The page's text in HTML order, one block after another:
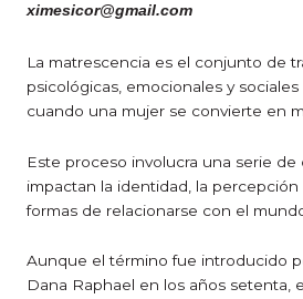
ximesicor@gmail.com
La matrescencia es el conjunto de
psicológicas, emocionales y
cuando una mujer se convierte en
Este proceso involucra una serie de
impactan la identidad, la percepción
formas de relacionarse con el
Aunque el término fue introducido
Dana Raphael en los años setenta,